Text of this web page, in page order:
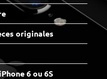
originales
6 ou 6S